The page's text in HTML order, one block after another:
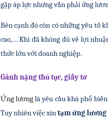
gặp áp lực nhưng vẫn phải ứng
Bên cạnh đó còn có những yếu tố
cao,… Khi đã không đủ về lợi
thức lớn với doanh nghiệp.
Gánh nặng thủ tục, giấy tờ
Ứng lương là yêu cầu khá phổ
Tuy nhiên việc xin tạm ứng lương